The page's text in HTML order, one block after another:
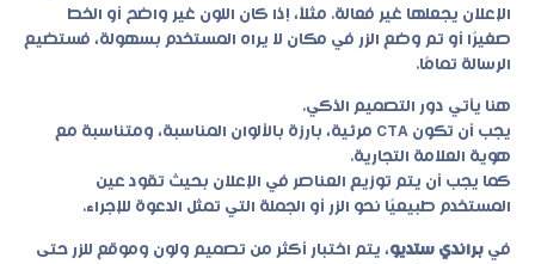
الإعلان يجعلها غير فعالة. مثلاً، إذا كان اللون غير واضح أو الخط
صغيرًا أو تم وضع الزر في مكان لا يراه المستخدم بسهولة، فستضيع
الرسالة تمامًا.
هنا يأتي دور التصميم الذكي.
يجب أن تكون CTA مرئية، بارزة بالألوان المناسبة، ومتناسبة مع
هوية العلامة التجارية.
كما يجب أن يتم توزيع العناصر في الإعلان بحيث تقود عين
المستخدم طبيعيًا نحو الزر أو الجملة التي تمثل الدعوة للإجراء.
في براندي ستديو، يتم اختبار أكثر من تصميم ولون وموقع للزر حتى